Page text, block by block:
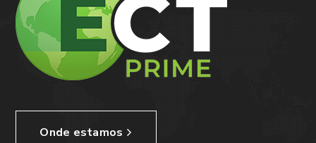
Onde estamos